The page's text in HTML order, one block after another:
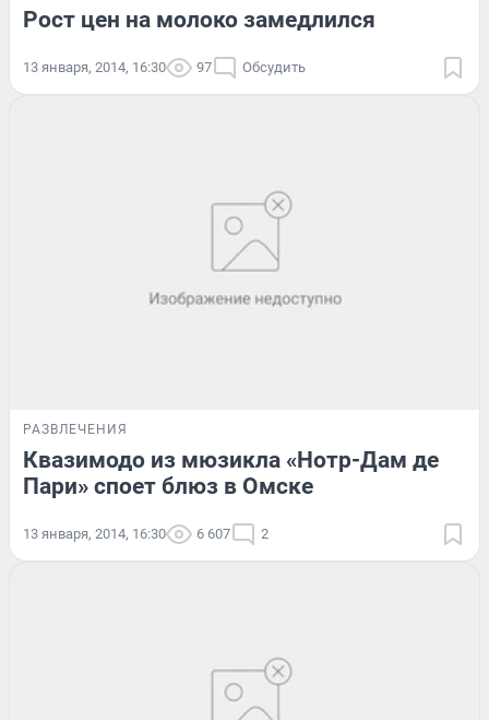
Рост цен на молоко замедлился
13 января, 2014, 16:30 97 Обсудить
РАЗВЛЕЧЕНИЯ
Квазимодо из мюзикла «Нотр-Дам де
Пари» споет блюз в Омске
13 января, 2014, 16:30 6 607 2